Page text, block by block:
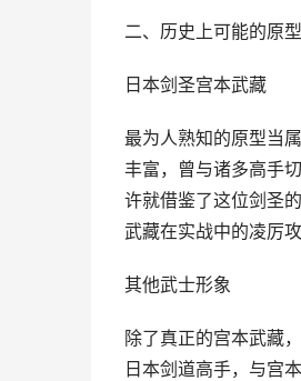
二、历史上可能的原
日本剑圣宫本武藏
最为人熟知的原型当
丰富，曾与诸多高手
许就借鉴了这位剑圣
武藏在实战中的凌厉攻
其他武士形象
除了真正的宫本武藏
日本剑道高手，与宫